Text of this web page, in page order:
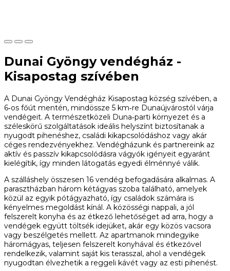
Dunai Gyöngy vendégház -
Kisapostag szívében
A Dunai Gyöngy Vendégház Kisapostag község szívében, a
6‑os főút mentén, mindössze 5 km‑re Dunaújvárostól várja
vendégeit. A természetközeli Duna‑parti környezet és a
széleskörű szolgáltatások ideális helyszínt biztosítanak a
nyugodt pihenéshez, családi kikapcsolódáshoz vagy akár
céges rendezvényekhez. Vendégházunk és partnereink az
aktív és passzív kikapcsolódásra vágyók igényeit egyaránt
kielégítik, így minden látogatás egyedi élménnyé válik.
A szálláshely összesen 16 vendég befogadására alkalmas. A
parasztházban három kétágyas szoba található, amelyek
közül az egyik pótágyazható, így családok számára is
kényelmes megoldást kínál. A közösségi nappali, a jól
felszerelt konyha és az étkező lehetőséget ad arra, hogy a
vendégek együtt töltsék idejüket, akár egy közös vacsora
vagy beszélgetés mellett. Az apartmanok mindegyike
háromágyas, teljesen felszerelt konyhával és étkezővel
rendelkezik, valamint saját kis terasszal, ahol a vendégek
nyugodtan élvezhetik a reggeli kávét vagy az esti pihenést.